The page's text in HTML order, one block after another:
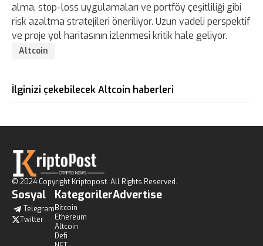
alma, stop-loss uygulamaları ve portföy çeşitliliği gibi
risk azaltma stratejileri öneriliyor. Uzun vadeli perspektif
ve proje yol haritasının izlenmesi kritik hale geliyor.
Altcoin
İlginizi çekebilecek Altcoin haberleri
© 2024 Copyright Kriptopost. All Rights Reserved.
Sosyal
Telegram
Twitter
Kategoriler
Bitcoin
Ethereum
Altcoin
Defi
Advertise